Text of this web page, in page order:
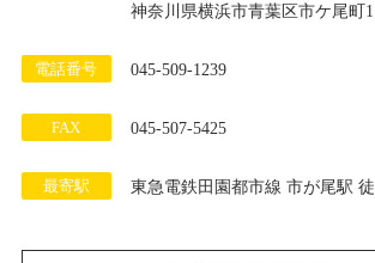
神奈川県横浜市青葉区市ケ尾町
電話番号 045-509-1239
FAX 045-507-5425
最寄駅 東急電鉄田園都市線 市が尾駅